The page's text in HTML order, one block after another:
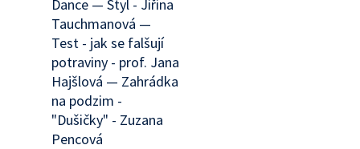
Dance — Styl - Jiřina
Tauchmanová —
Test - jak se falšují
potraviny - prof. Jana
Hajšlová — Zahrádka
na podzim -
"Dušičky" - Zuzana
Pencová